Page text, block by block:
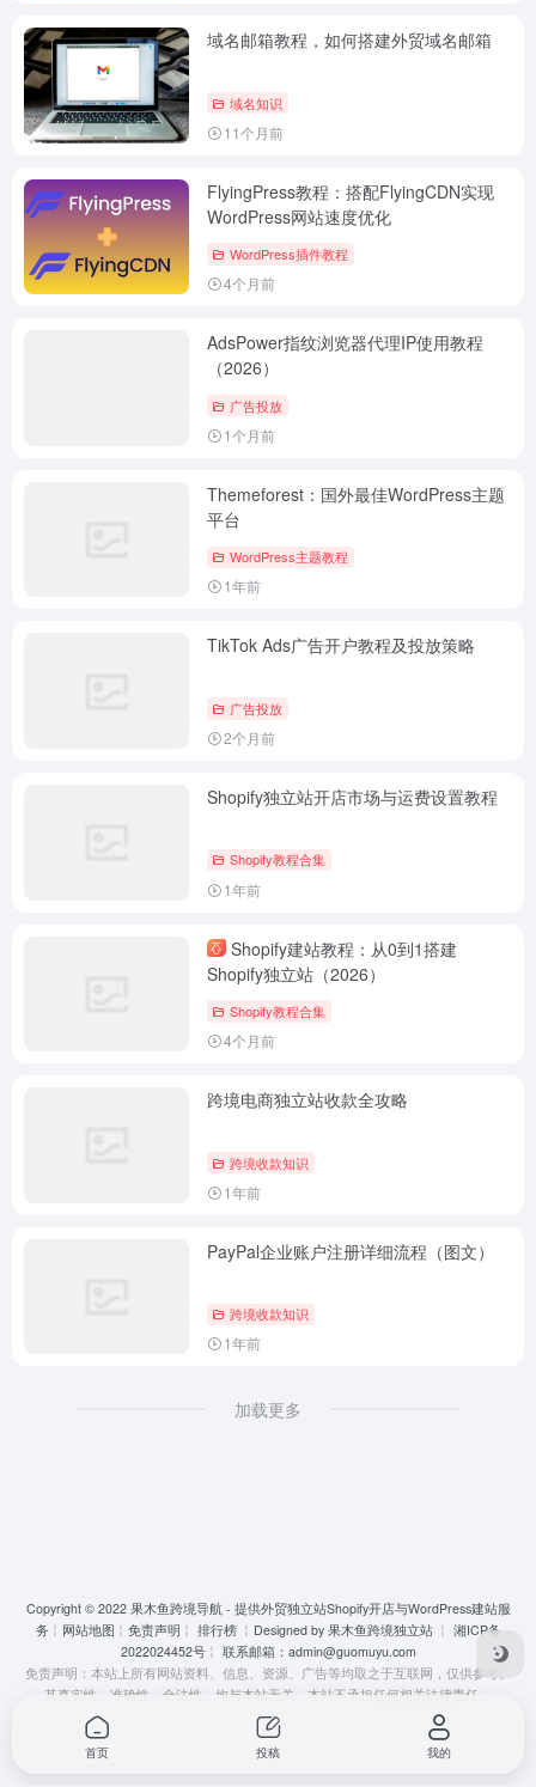
域名邮箱教程，如何搭建外贸域名邮箱
域名知识
11个月前
FlyingPress教程：搭配FlyingCDN实现
WordPress网站速度优化
WordPress插件教程
4个月前
AdsPower指纹浏览器代理IP使用教程
（2026）
广告投放
1个月前
Themeforest：国外最佳WordPress主题
平台
WordPress主题教程
1年前
TikTok Ads广告开户教程及投放策略
广告投放
2个月前
Shopify独立站开店市场与运费设置教程
Shopify教程合集
1年前
Shopify建站教程：从0到1搭建
Shopify独立站（2026）
Shopify教程合集
4个月前
跨境电商独立站收款全攻略
跨境收款知识
1年前
PayPal企业账户注册详细流程（图文）
跨境收款知识
1年前
加载更多
Copyright © 2022 果木鱼跨境导航 - 提供外贸独立站Shopify开店与WordPress建站服
务╎ 网站地图 ╎ 免责声明 ╎ 排行榜╎Designed by 果木鱼跨境独立站╎ 湘ICP备
2022024452号╎ 联系邮箱： admin@guomuyu.com
免责声明：本站上所有网站资料、信息、资源、广告等均取之于互联网，仅供参考。
其真实性、准确性，合法性，均与本站无关，本站不承担任何相关法律责任。
首页 投稿 我的